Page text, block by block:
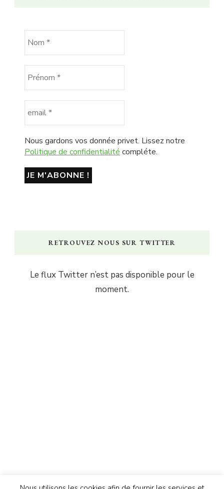
Nous gardons vos donnée privet. Lissez notre
Politique de confidentialité compléte.
RETROUVEZ NOUS SUR TWITTER
Le flux Twitter n’est pas disponible pour le
moment.